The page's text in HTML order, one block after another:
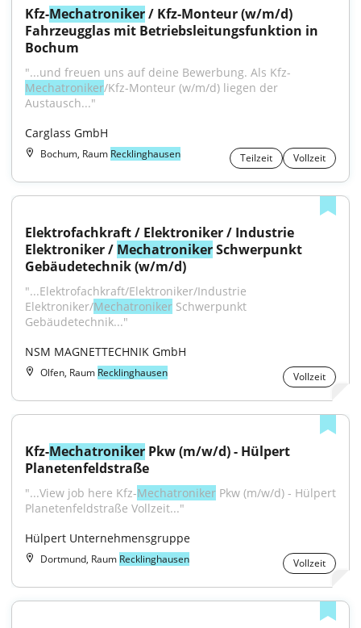
Kfz-Mechatroniker / Kfz-Monteur (w/m/d)
Fahrzeugglas mit Betriebsleitungsfunktion in
Bochum
"...und freuen uns auf deine Bewerbung. Als Kfz-
Mechatroniker/Kfz-Monteur (w/m/d) liegen der
Austausch..."
Carglass GmbH
Bochum, Raum Recklinghausen Teilzeit Vollzeit
Elektrofachkraft / Elektroniker / Industrie
Elektroniker / Mechatroniker Schwerpunkt
Gebäudetechnik (w/m/d)
"...Elektrofachkraft/Elektroniker/Industrie
Elektroniker/Mechatroniker Schwerpunkt
Gebäudetechnik..."
NSM MAGNETTECHNIK GmbH
Olfen, Raum Recklinghausen Vollzeit
Kfz-Mechatroniker Pkw (m/w/d) - Hülpert
Planetenfeldstraße
"...View job here Kfz-Mechatroniker Pkw (m/w/d) - Hülpert
Planetenfeldstraße Vollzeit..."
Hülpert Unternehmensgruppe
Dortmund, Raum Recklinghausen Vollzeit